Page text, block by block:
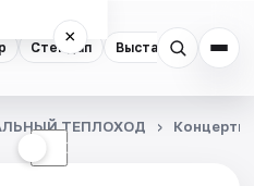
Стендап Выставки
×
☾
ТЕПЛОХОД Концерты